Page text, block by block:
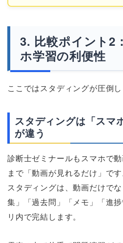
比較ポイント2
ホ学習の利便性
ここではスタディングが圧倒し
スタディングは「スマ
が違う
診断士ゼミナールもスマホで
まで「動画が見れるだけ」です
スタディングは、動画だけで
集」「過去問」「メモ」「進
リ内で完結します。